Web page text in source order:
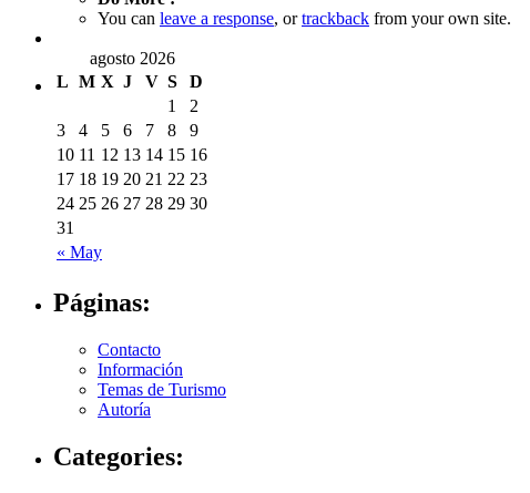
You can leave a response, ortrackback from your own site.
agosto 2026
L M X J V S D
« May
1
2
3
4 5 6 7 8
9
10 11 12 13 14 15 16
17 18 19 20 21 22 23
24 25 26 27 28 29 30
31
Páginas:
Contacto
Información
Temas de Turismo
Autoría
Categories: